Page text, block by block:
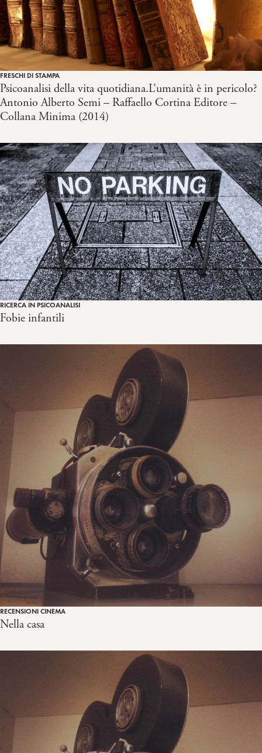
FRESCHI DI STAMPA
Psicoanalisi della vita quotidiana.L’umanità è in pericolo?
Antonio Alberto Semi – Raffaello Cortina Editore –
Collana Minima (2014)
RICERCA IN PSICOANALISI
Fobie infantili
RECENSIONI CINEMA
Nella casa